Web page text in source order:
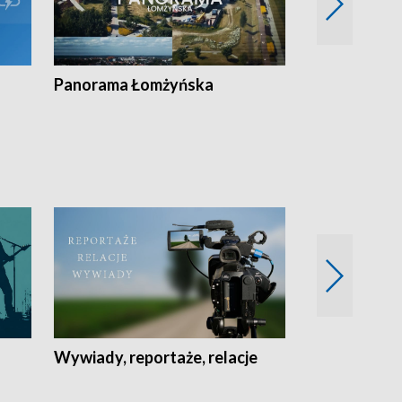
Panorama Łomżyńska
Wywiady, reportaże, relacje